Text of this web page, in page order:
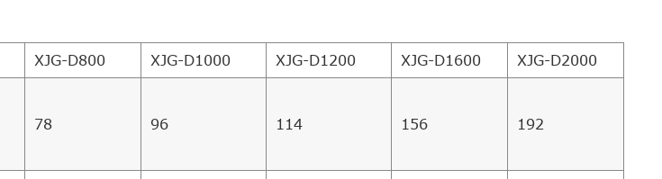
XJG-D800 XJG-D1000 XJG-D1200 XJG-D1600 XJG-D2000
78 96 114 156 192